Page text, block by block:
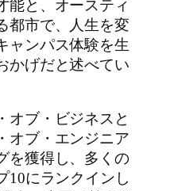
能と、オースティ
都市で、人生を変
ャンパス体験を生
かげだと述べてい
オブ・ビジネスと
オブ・エンジニア
を獲得し、多くの
10にランクインし